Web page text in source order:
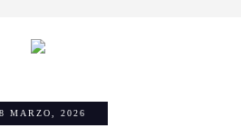
8 MARZO, 2026